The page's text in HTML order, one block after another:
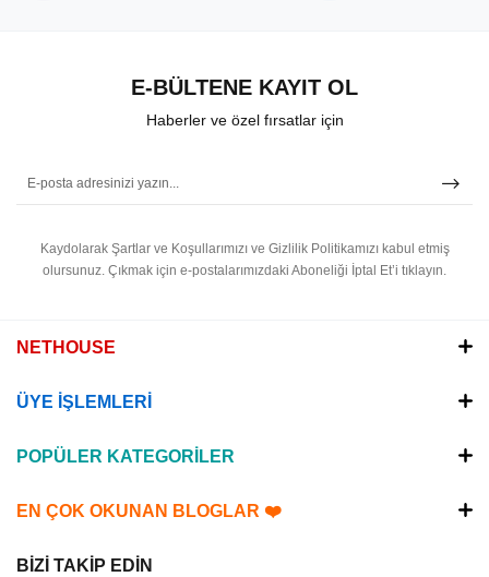
E-BÜLTENE KAYIT OL
Haberler ve özel fırsatlar için
Kaydolarak Şartlar ve Koşullarımızı ve Gizlilik Politikamızı kabul etmiş
olursunuz. Çıkmak için e-postalarımızdaki Aboneliği İptal Et’i tıklayın.
NETHOUSE
ÜYE İŞLEMLERİ
POPÜLER KATEGORİLER
EN ÇOK OKUNAN BLOGLAR ❤️
BİZİ TAKİP EDİN